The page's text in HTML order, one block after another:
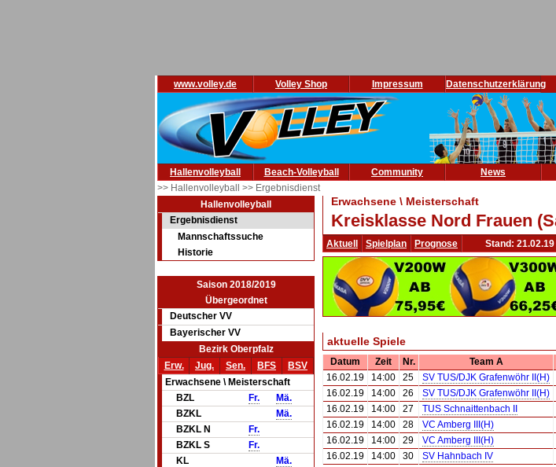
www.volley.de Volley Shop Impressum Datenschutzerklärung
Hallenvolleyball Beach-Volleyball Community News
>> Hallenvolleyball >> Ergebnisdienst
Hallenvolleyball
Ergebnisdienst
Mannschaftssuche
Historie
Saison 2018/2019
Übergeordnet
Deutscher VV
Bayerischer VV
Bezirk Oberpfalz
Erw.
Jug. Sen. BFS
BSV
Erwachsene \ Meisterschaft
BZL
Fr.
Mä.
BZKL
Mä.
BZKL N
Fr.
BZKL S
Fr.
KL
Mä.
Erwachsene \ Meisterschaft
Kreisklasse Nord Frauen
Aktuell Spielplan Prognose Stand:
aktuelle Spiele
Datum Zeit Nr. Team A
16.02.19
14:00 25 SV TUS/DJK Grafenwöhr II(H)
16.02.19
14:00 26 SV TUS/DJK Grafenwöhr II(H)
16.02.19
14:00 27 TUS Schnaittenbach II
16.02.19
14:00 28 VC Amberg III(H)
16.02.19
14:00 29 VC Amberg III(H)
16.02.19
14:00 30 SV Hahnbach IV